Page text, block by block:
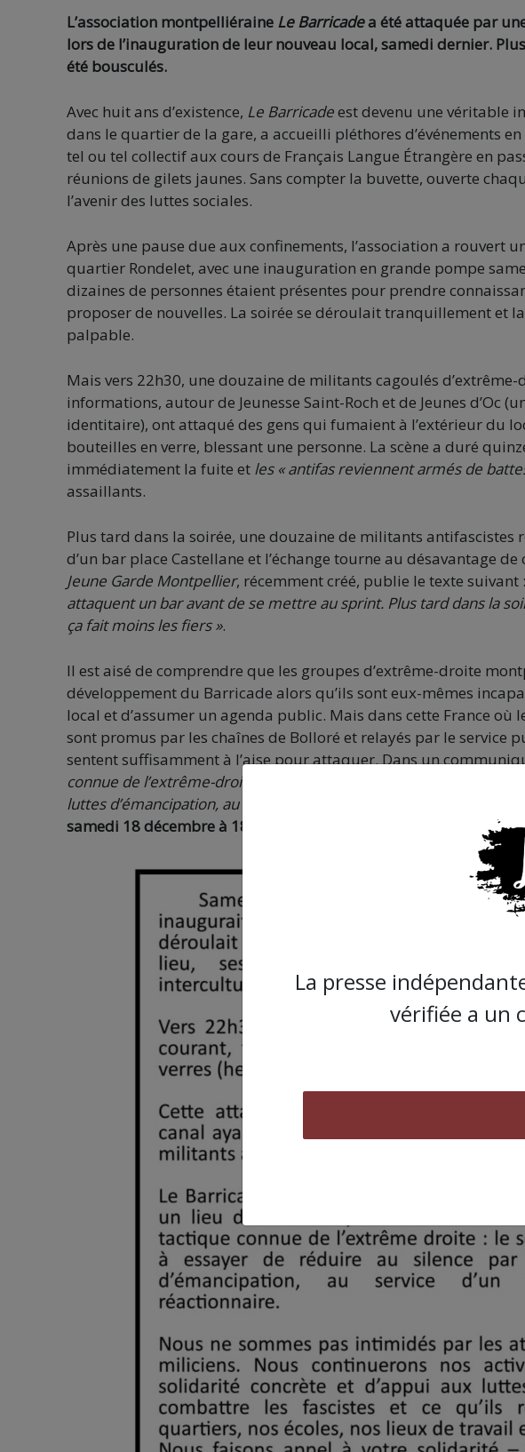
L’association montpelliéraine Le Barricadea été attaquée par
lors de l’inauguration de leur nouveau local, samedi dernier.
été bousculés.
Avec huit ans d’existence, Le Barricadeest devenu une véritable
dans le quartier de la gare, a accueilli pléthores d’événements
tel ou tel collectif aux cours de Français Langue Étrangère en
réunions de gilets jaunes. Sans compter la buvette, ouverte
l’avenir des luttes sociales.
Après une pause due aux confinements, l’association a rouvert
quartier Rondelet, avec une inauguration en grande pompe
dizaines de personnes étaient présentes pour prendre
proposer de nouvelles. La soirée se déroulait tranquillement et
palpable.
Mais vers 22h30, une douzaine de militants cagoulés
informations, autour de Jeunesse Saint-Roch et de Jeunes d’Oc
identitaire), ont attaqué des gens qui fumaient à l’extérieur du
bouteilles en verre, blessant une personne. La scène a duré
immédiatement la fuite et les « antifas reviennent armés de
assaillants.
Plus tard dans la soirée, une douzaine de militants antifascistes
d’un bar place Castellane et l’échange tourne au désavantage
Jeune Garde Montpellier, récemment créé, publie le texte suivant :
attaquent un bar avant de se mettre au sprint. Plus tard dans la
ça fait moins les fiers ».
Il est aisé de comprendre que les groupes d’extrême-droite
développement du Barricade alors qu’ils sont eux-mêmes
local et d’assumer un agenda public. Mais dans cette France où
sont promus par les chaînes de Bolloré et relayés par le service
sentent suffisamment à l’aise pour attaquer. Dans un
connue de l’extrême-droite : le squadrime. Elle consiste à essayer
luttes d’émancipation, au service d’un ordre autoritaire et
samedi 18 décembre à 18 heures
« pour montrer notre
La presse
vérifiée a un